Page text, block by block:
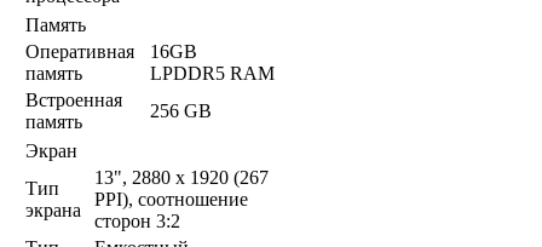
Память
Оперативная
память
16GB
LPDDR5 RAM
Встроенная
память
256 GB
Экран
Тип
экрана
13", 2880 x 1920 (267
PPI), соотношение
сторон 3:2